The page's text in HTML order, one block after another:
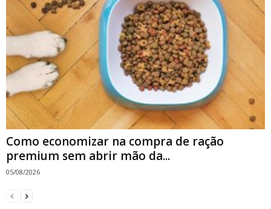
Como economizar na compra de ração
premium sem abrir mão da...
05/08/2026